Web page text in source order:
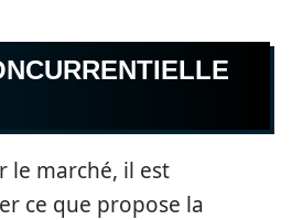
le marché, il est
ce que propose la